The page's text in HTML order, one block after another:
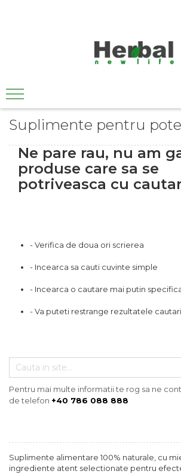
Suplimente pentru
Ne pare rau, nu am
produse care sa se
potriveasca cu
- Verifica de doua ori scrierea
- Incearca sa cauti cuvinte simple
- Incearca o cautare mai putin
- Va puteti restrange rezultatele
Pentru mai multe informatii te rog sa ne
de telefon +40 786 088 888
Suplimente alimentare 100% naturale, cu
ingrediente atent selectionate pentru